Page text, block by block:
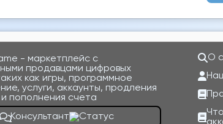
- маркетплейс с
продавцами цифровых
как игры, программное
услуги, аккаунты, продления
пополнения счета
Консультант
О